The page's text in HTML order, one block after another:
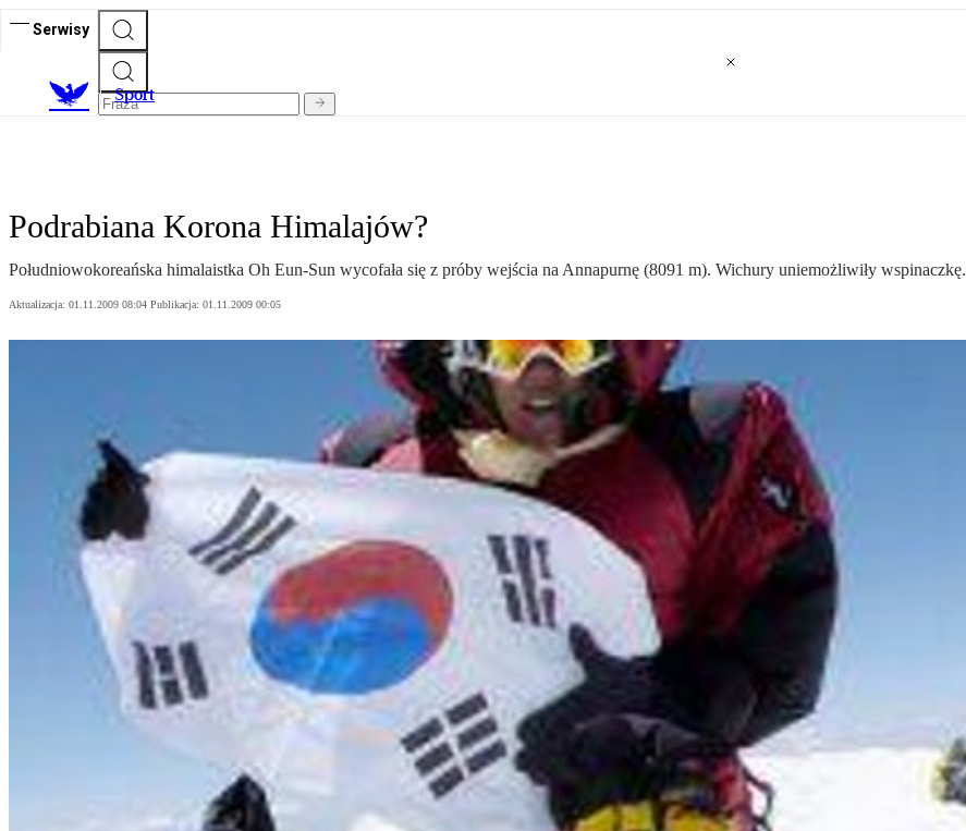
Serwisy
Sport
Podrabiana Korona Himalajów?
Południowokoreańska himalaistka Oh Eun-Sun wycofała się z próby wejścia na Annapurnę (8091 m). Wichury uniemożliwiły wspinaczkę.
Aktualizacja: 01.11.2009 08:04 Publikacja: 01.11.2009 00:05